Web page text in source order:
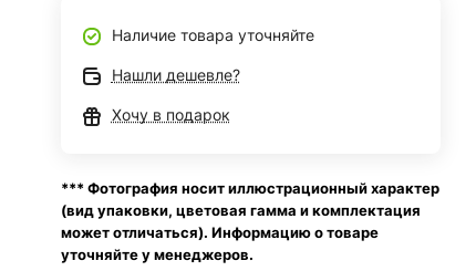
Наличие товара уточняйте
Нашли дешевле?
Хочу в подарок
*** Фотография носит иллюстрационный характер
(вид упаковки, цветовая гамма и комплектация
может отличаться). Информацию о товаре
уточняйте у менеджеров.